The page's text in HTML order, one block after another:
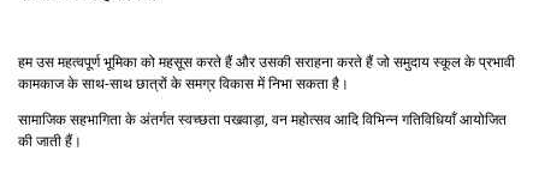
हम उस महत्वपूर्ण भूमिका को महसूस करते हैं और उसकी सराहना करते हैं जो समुदाय स्कूल के प्रभावी
कामकाज के साथ-साथ छात्रों के समग्र विकास में निभा सकता है।
सामाजिक सहभागिता के अंतर्गत स्वच्छता पखवाड़ा, वन महोत्सव आदि विभिन्न गतिविधियाँ आयोजित
की जाती हैं।